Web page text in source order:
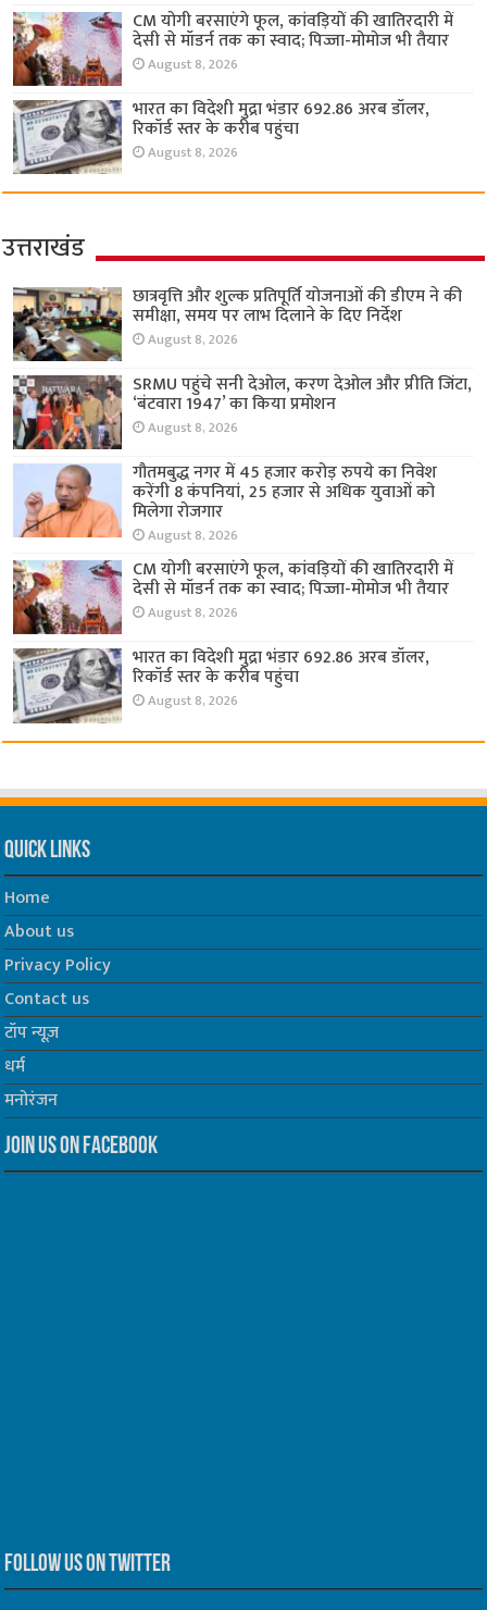
CM योगी बरसाएंगे फूल, कांवड़ियों की खातिरदारी में
देसी से मॉडर्न तक का स्वाद; पिज्जा-मोमोज भी तैयार
August 8, 2026
भारत का विदेशी मुद्रा भंडार 692.86 अरब डॉलर,
रिकॉर्ड स्तर के करीब पहुंचा
August 8, 2026
उत्तराखंड
छात्रवृत्ति और शुल्क प्रतिपूर्ति योजनाओं की डीएम ने की
समीक्षा, समय पर लाभ दिलाने के दिए निर्देश
August 8, 2026
SRMU पहुंचे सनी देओल, करण देओल और प्रीति जिंटा,
‘बंटवारा 1947’ का किया प्रमोशन
August 8, 2026
गौतमबुद्ध नगर में 45 हजार करोड़ रुपये का निवेश
करेंगी 8 कंपनियां, 25 हजार से अधिक युवाओं को
मिलेगा रोजगार
August 8, 2026
CM योगी बरसाएंगे फूल, कांवड़ियों की खातिरदारी में
देसी से मॉडर्न तक का स्वाद; पिज्जा-मोमोज भी तैयार
August 8, 2026
भारत का विदेशी मुद्रा भंडार 692.86 अरब डॉलर,
रिकॉर्ड स्तर के करीब पहुंचा
August 8, 2026
Quick Links
Home
About us
Privacy Policy
Contact us
टॉप न्यूज़
धर्म
मनोरंजन
Join us on Facebook
Follow us on Twitter